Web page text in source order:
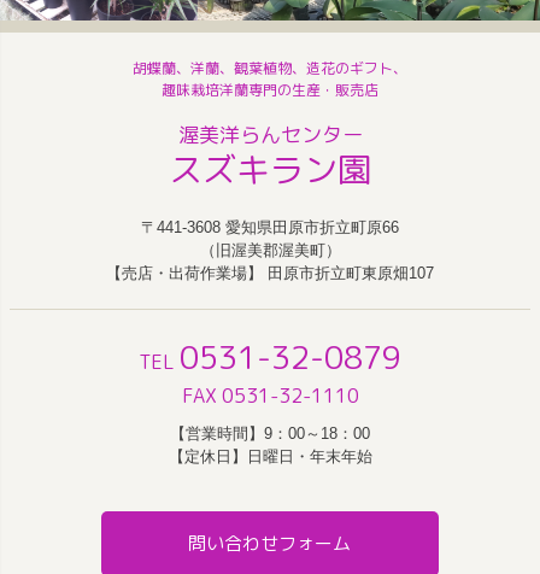
胡蝶蘭、洋蘭、観葉植物、造花のギフト、
趣味栽培洋蘭専門の生産・販売店
渥美洋らんセンター
スズキラン園
〒441-3608 愛知県田原市折立町原66
（旧渥美郡渥美町）
【売店・出荷作業場】 田原市折立町東原畑107
TEL 0531-32-0879
FAX 0531-32-1110
【営業時間】9：00～18：00
【定休日】日曜日・年末年始
問い合わせフォーム